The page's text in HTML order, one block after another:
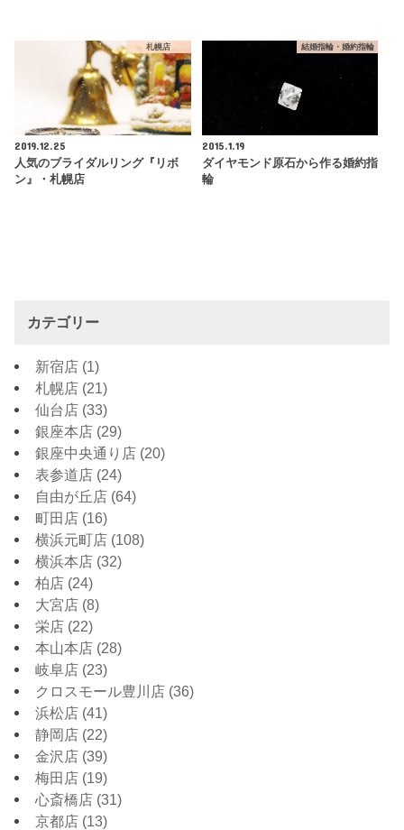
札幌店
2019.12.25
人気のブライダルリング『リボ
ン』・札幌店
結婚指輪・婚約指輪
2015.1.19
ダイヤモンド原石から作る婚約指
輪
カテゴリー
新宿店 (1)
札幌店 (21)
仙台店 (33)
銀座本店 (29)
銀座中央通り店 (20)
表参道店 (24)
自由が丘店 (64)
町田店 (16)
横浜元町店 (108)
横浜本店 (32)
柏店 (24)
大宮店 (8)
栄店 (22)
本山本店 (28)
岐阜店 (23)
クロスモール豊川店 (36)
浜松店 (41)
静岡店 (22)
金沢店 (39)
梅田店 (19)
心斎橋店 (31)
京都店 (13)